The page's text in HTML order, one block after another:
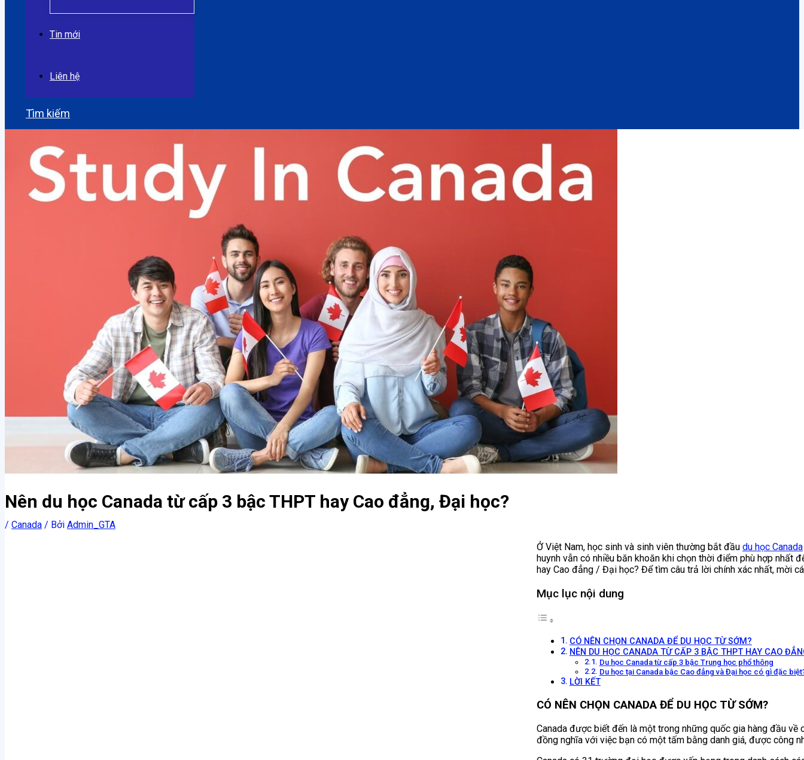
Tin mới
Liên hệ
Tìm kiếm
Nên du học Canada từ cấp 3 bậc THPT hay Cao đẳng, Đại học?
/ Canada / Bởi Admin_GTA
Ở Việt Nam, học sinh và sinh viên thường bắt đầu du học Canada
huynh vẫn có nhiều băn khoăn khi chọn thời điểm phù hợp
hay Cao đẳng / Đại học? Để tìm câu trả lời chính xác nhất, mời
Mục lục nội dung
CÓ NÊN CHỌN CANADA ĐỂ DU HỌC TỪ SỚM?
NÊN DU HỌC CANADA TỪ CẤP 3 BẬC THPT HAY CAO
Du học Canada từ cấp 3 bậc Trung học phổ thông
Du học tại Canada bậc Cao đẳng và Đại học có gì đặc
LỜI KẾT
CÓ NÊN CHỌN CANADA ĐỂ DU HỌC TỪ SỚM?
Canada được biết đến là một trong những quốc gia hàng đầu
đồng nghĩa với việc bạn có một tấm bằng danh giá, được công